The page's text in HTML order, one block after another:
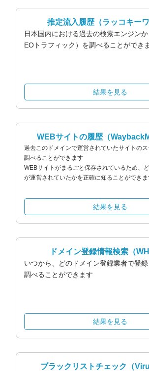
推定流入履歴（ラッコキーワ
日本国内における過去の検索エンジン
EOトラフィック）を調べることができ
結果を見る
WEBサイトの履歴（
過去このドメインで運営されていたサイトの
調べることができます
WEBサイトがまるごと保存されているため、
が運営されていたかを正確に知ることができ
結果を見る
ドメイン登録情報検索 （
いつから、どのドメイン登録業者で登
調べることができます
結果を見る
ブラックリストチェック （